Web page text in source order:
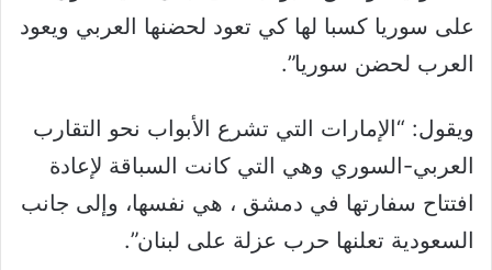
على سوريا كسبا لها كي تعود لحضنها العربي ويعود
العرب لحضن سوريا”.
ويقول: “الإمارات التي تشرع الأبواب نحو التقارب
العربي-السوري وهي التي كانت السباقة لإعادة
افتتاح سفارتها في دمشق ، هي نفسها، وإلى جانب
السعودية تعلنها حرب عزلة على لبنان”.